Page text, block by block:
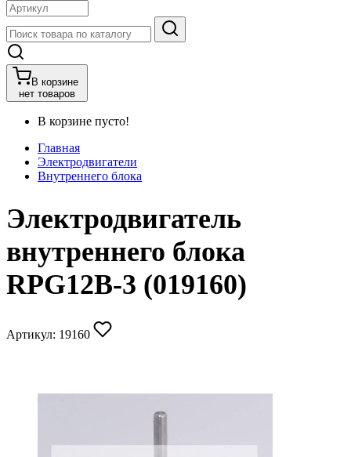
В корзине
нет товаров
В корзине пусто!
Главная
Электродвигатели
Внутреннего блока
Электродвигатель
внутреннего блока
RPG12B-3 (019160)
Артикул: 19160